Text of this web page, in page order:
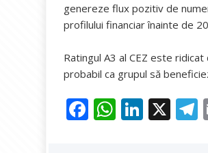
genereze flux pozitiv de
profilului financiar înainte de
Ratingul A3 al CEZ este
probabil ca grupul să
F W Li X